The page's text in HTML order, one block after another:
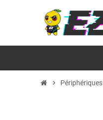
chevron_right Périphériques